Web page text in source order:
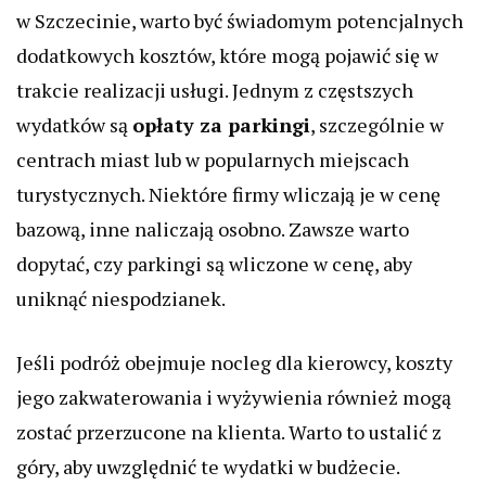
w Szczecinie, warto być świadomym potencjalnych
dodatkowych kosztów, które mogą pojawić się w
trakcie realizacji usługi. Jednym z częstszych
wydatków są opłaty za parkingi, szczególnie w
centrach miast lub w popularnych miejscach
turystycznych. Niektóre firmy wliczają je w cenę
bazową, inne naliczają osobno. Zawsze warto
dopytać, czy parkingi są wliczone w cenę, aby
uniknąć niespodzianek.
Jeśli podróż obejmuje nocleg dla kierowcy, koszty
jego zakwaterowania i wyżywienia również mogą
zostać przerzucone na klienta. Warto to ustalić z
góry, aby uwzględnić te wydatki w budżecie.